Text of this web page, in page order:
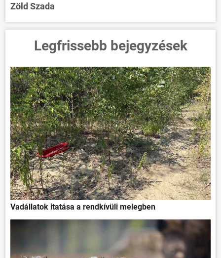
Zöld Szada
Legfrissebb bejegyzések
Vadállatok itatása a rendkívüli melegben